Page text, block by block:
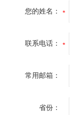
您的姓名：
联系电话：
常用邮箱：
省份：